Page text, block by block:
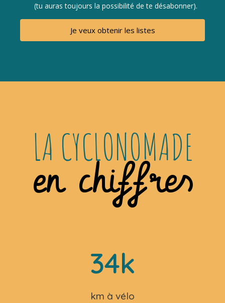
(tu auras toujours la possibilité de te désabonner).
Je veux obtenir les listes
LA CYCLONOMADE
en chiffres
34k
km à vélo